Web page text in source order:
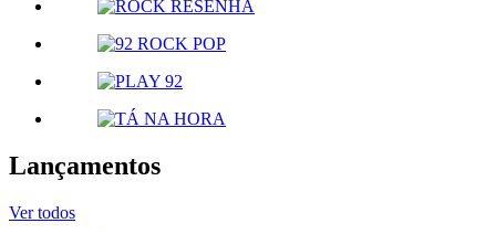
Lançamentos
Ver todos